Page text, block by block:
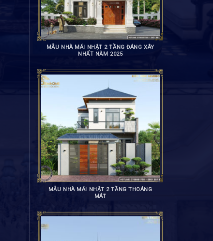
MẪU NHÀ MÁI NHẬT 2 TẦNG ĐÁNG XÂY
NHẤT NĂM 2025
MẪU NHÀ MÁI NHẬT 2 TẦNG THOÁNG
MÁT